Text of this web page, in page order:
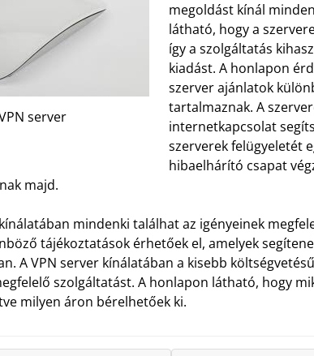
server
megoldást kínál
látható, hogy a
így a szolgáltatás
kiadást. A honlapon
szerver ajánlatok
tartalmaznak. A
internetkapcsolat
szerverek felügyeletét
hibaelhárító csapat
majd.
mindenki találhat az igényeinek
tájékoztatások érhetőek el, amelyek
A VPN server kínálatában a kisebb
szolgáltatást. A honlapon látható, hogy
milyen áron bérelhetőek ki.